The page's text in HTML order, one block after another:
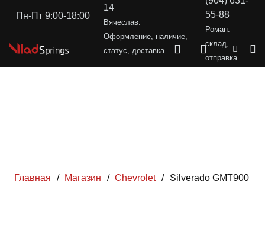
Пн-Пт 9:00-18:00
14
Вячеслав:
Оформление, наличие,
статус, доставка
55-88
Роман:
склад,
отправка
Главная / Магазин / Chevrolet / Silverado GMT900